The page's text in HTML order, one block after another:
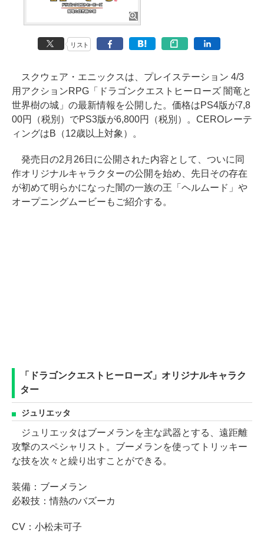
リスト
スクウェア・エニックスは、プレイステーション 4/3
用アクションRPG「ドラゴンクエストヒーローズ 闇竜と
世界樹の城」の最新情報を公開した。価格はPS4版が7,8
00円（税別）でPS3版が6,800円（税別）。CEROレーテ
ィングはB（12歳以上対象）。
発売日の2月26日に公開された内容として、ついに同
作オリジナルキャラクターの公開を始め、先日その存在
が初めて明らかになった闇の一族の王「ヘルムード」や
オープニングムービーもご紹介する。
「ドラゴンクエストヒーローズ」オリジナルキャラク
ター
ジュリエッタ
ジュリエッタはブーメランを主な武器とする、遠距離
攻撃のスペシャリスト。ブーメランを使ってトリッキー
な技を次々と繰り出すことができる。
装備：ブーメラン
必殺技：情熱のバズーカ
CV：小松未可子